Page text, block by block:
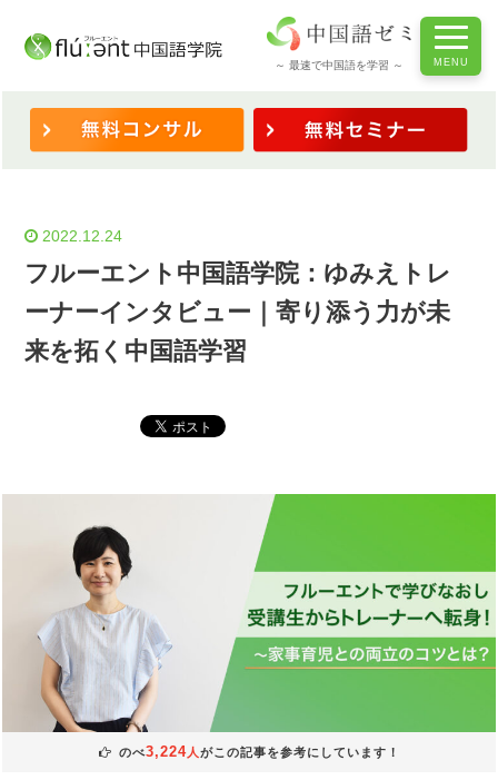
～ 最速で中国語を学習 ～
フルーエント中国語学院：ゆみえトレーナーインタビュー｜寄り添う
2022.12.24
フルーエント中国語学院：ゆみえトレ
ーナーインタビュー｜寄り添う力が未
来を拓く中国語学習
のべ3,224人 がこの記事を参考にしています！